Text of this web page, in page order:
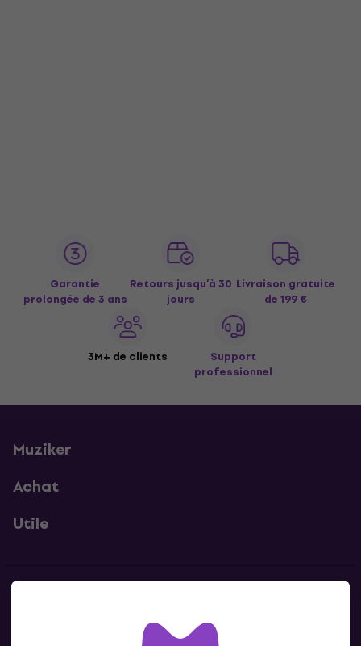
Garantie
prolongée de 3 ans
Retours jusqu’à 30
jours
Livraison gratuite
de 199 €
3M+ de clients
Support
professionnel
Muziker
Achat
Utile
Contacte nous